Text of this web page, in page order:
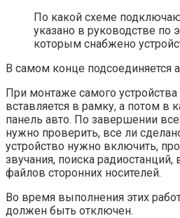
По какой схеме
указано в руководстве по
которым снабжено
В самом конце подсоединяется
При монтаже самого устройства
вставляется в рамку, а потом в
панель авто. По завершении
нужно проверить, все ли
устройство нужно включить,
звучания, поиска
файлов сторонних носителей.
Во время выполнения этих
должен быть отключен.